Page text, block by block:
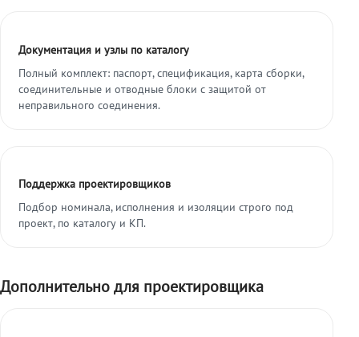
Документация и узлы по каталогу
Полный комплект: паспорт, спецификация, карта сборки,
соединительные и отводные блоки с защитой от
неправильного соединения.
Поддержка проектировщиков
Подбор номинала, исполнения и изоляции строго под
проект, по каталогу и КП.
Дополнительно для проектировщика